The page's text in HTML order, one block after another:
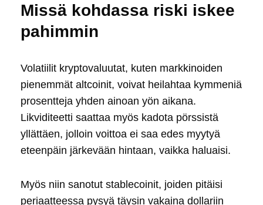
Missä kohdassa riski iskee
pahimmin
Volatiilit kryptovaluutat, kuten markkinoiden
pienemmät altcoinit, voivat heilahtaa kymmeniä
prosentteja yhden ainoan yön aikana.
Likviditeetti saattaa myös kadota pörssistä
yllättäen, jolloin voittoa ei saa edes myytyä
eteenpäin järkevään hintaan, vaikka haluaisi.
Myös niin sanotut stablecoinit, joiden pitäisi
periaatteessa pysyä täysin vakaina dollariin